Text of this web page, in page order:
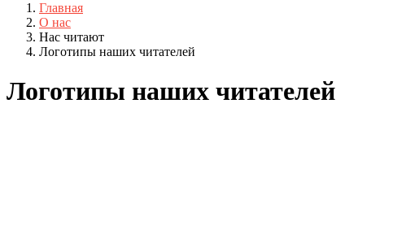
Главная
О нас
Нас читают
Логотипы наших читателей
Логотипы наших читателей